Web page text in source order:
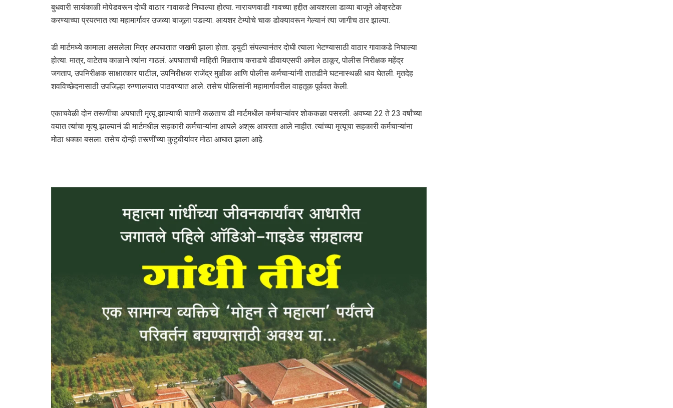
बुधवारी सायंकाळी मोपेडवरून दोघी वाठार गावाकडे निघाल्या होत्या. नारायणवाडी गावच्या हद्दीत आयशरला डाव्या बाजूने ओव्हरटेक
करण्याच्या प्रयत्नात त्या महामार्गावर उजव्या बाजूला पडल्या. आयशर टेम्पोचे चाक डोक्यावरून गेल्यानं त्या जागीच ठार झाल्या.
डी मार्टमध्ये कामाला असलेला मित्र अपघातात जखमी झाला होता. ड्युटी संपल्यानंतर दोघी त्याला भेटण्यासाठी वाठार गावाकडे निघाल्या
होत्या. मात्र, वाटेतच काळाने त्यांना गाठलं. अपघाताची माहिती मिळताच कराडचे डीवायएसपी अमोल ठाकूर, पोलीस निरीक्षक महेंद्र
जगताप, उपनिरीक्षक साक्षात्कार पाटील, उपनिरीक्षक राजेंद्र मुळीक आणि पोलीस कर्मचाऱ्यांनी तातडीने घटनास्थळी धाव घेतली. मृतदेह
शवविच्छेदनासाठी उपजिल्हा रुग्णालयात पाठवण्यात आले. तसेच पोलिसांनी महामार्गावरील वाहतूक पूर्ववत केली.
एकाचवेळी दोन तरूणींचा अपघाती मृत्यू झाल्याची बातमी कळताच डी मार्टमधील कर्मचाऱ्यांवर शोककळा पसरली. अवघ्या 22 ते 23 वर्षांच्या
वयात त्यांचा मृत्यू झाल्यानं डी मार्टमधील सहकारी कर्मचाऱ्यांना आपले अश्रू आवरता आले नाहीत. त्यांच्या मृत्यूचा सहकारी कर्मचाऱ्यांना
मोठा धक्का बसला. तसेच दोन्ही तरूणींच्या कुटुबीयांवर मोठा आघात झाला आहे.